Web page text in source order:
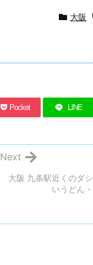
大阪
Pocket LINE
大阪 九条駅近くのダ
いうどん
Next